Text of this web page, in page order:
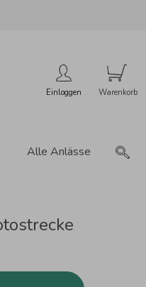
Einloggen
Alle Anlässe